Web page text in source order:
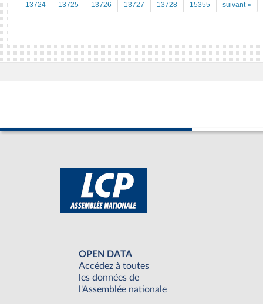
13724
13725 13726 13727 13728 15355 suivant »
OPEN DATA
Accédez à toutes
les données de
l'Assemblée nationale